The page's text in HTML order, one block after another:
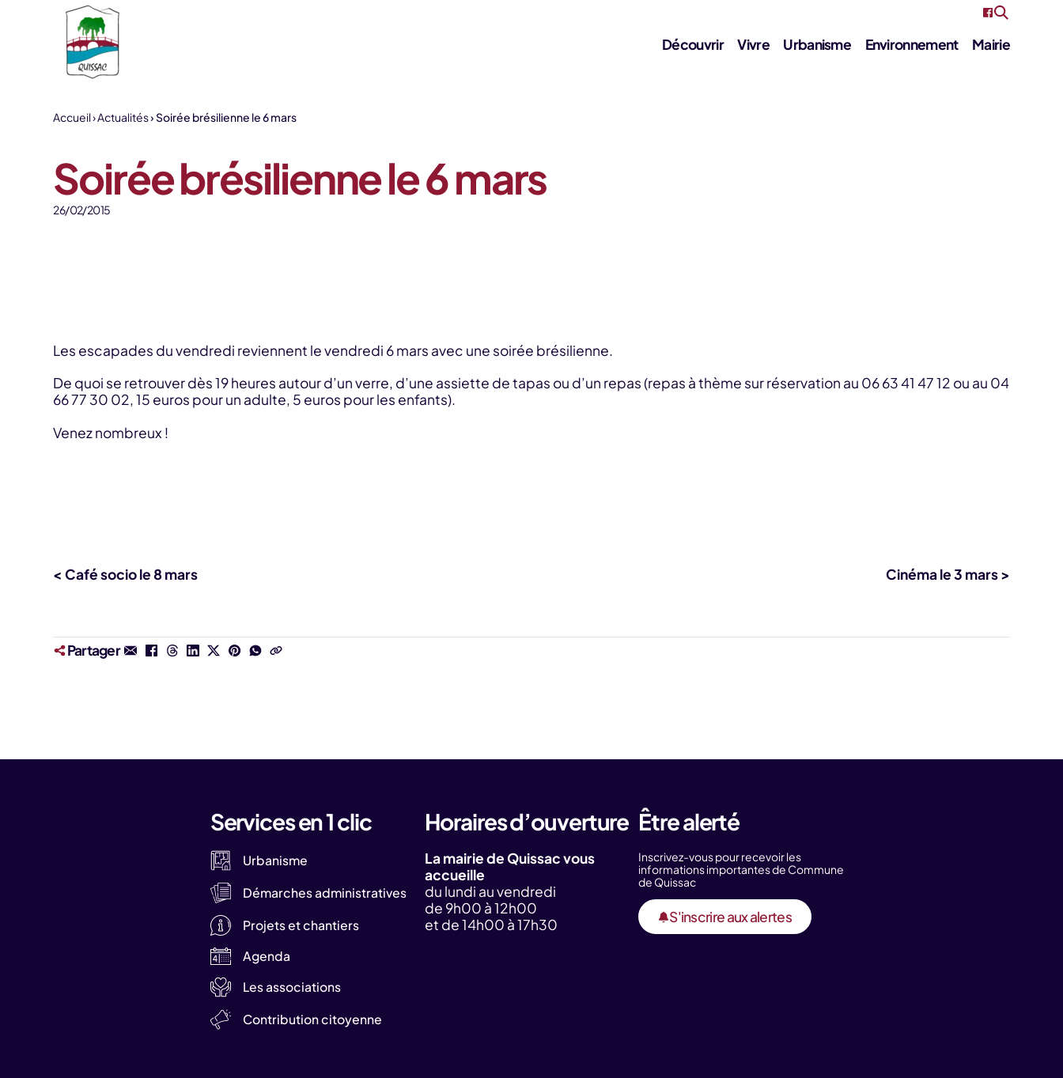
Aller au contenu
Découvrir Vivre Urbanisme Environnement Mairie
Accueil Actualités Soirée brésilienne le 6 mars
Soirée brésilienne le 6 mars
26/02/2015
Les escapades du vendredi reviennent le vendredi 6 mars avec une soirée brésilienne.
De quoi se retrouver dès 19 heures autour d’un verre, d’une assiette de tapas ou d’un repas (repas à thème sur réservation au 06 63 41 47 12 ou au 04
66 77 30 02, 15 euros pour un adulte, 5 euros pour les enfants).
Venez nombreux !
< Café socio le 8 mars Cinéma le 3 mars >
Partager
Services en 1 clic
Urbanisme
Démarches administratives
Projets et chantiers
Agenda
Les associations
Contribution citoyenne
Horaires d’ouverture
La mairie de Quissac vous
accueille
du lundi au vendredi
de 9h00 à 12h00
et de 14h00 à 17h30
Être alerté
Inscrivez-vous pour recevoir les
informations importantes de Commune
de Quissac
S'inscrire aux alertes